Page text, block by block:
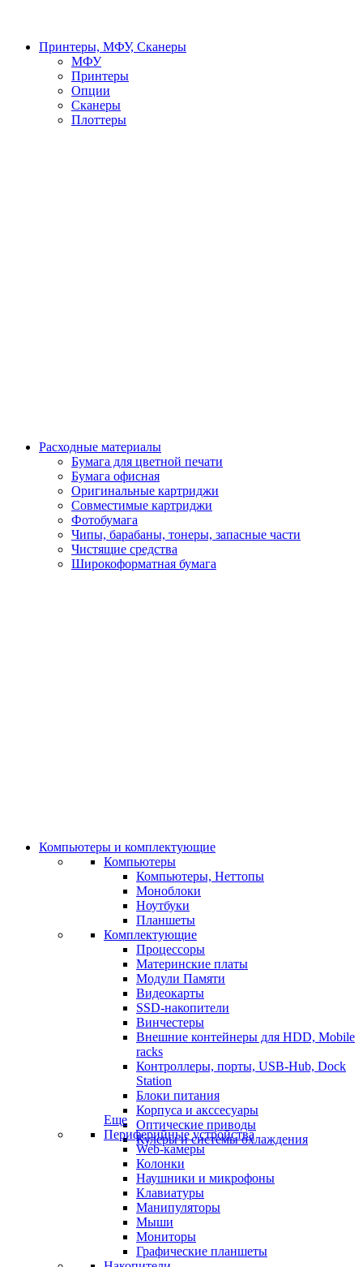
Принтеры, МФУ, Сканеры
МФУ
Принтеры
Опции
Сканеры
Плоттеры
Расходные материалы
Бумага для цветной печати
Бумага офисная
Оригинальные картриджи
Совместимые картриджи
Фотобумага
Чипы, барабаны, тонеры, запасные части
Чистящие средства
Широкоформатная бумага
Компьютеры и комплектующие
Компьютеры
Компьютеры, Неттопы
Моноблоки
Ноутбуки
Планшеты
Комплектующие
Процессоры
Материнские платы
Модули Памяти
Видеокарты
SSD-накопители
Винчестеры
Внешние контейнеры для HDD, Mobile
racks
Контроллеры, порты, USB-Hub, Dock
Station
Блоки питания
Корпуса и акссесуары
Оптические приводы
Кулеры и системы охлаждения
Еще
Периферийные устройства
Web-камеры
Колонки
Наушники и микрофоны
Клавиатуры
Манипуляторы
Мыши
Мониторы
Графические планшеты